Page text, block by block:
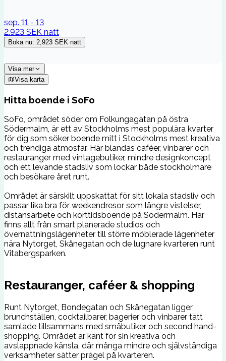
sep. 11 - 13
2,923 SEK natt
Boka nu: 2,923 SEK natt
Visa mer
Visa karta
Hitta boende i SoFo
SoFo, området söder om Folkungagatan på östra
Södermalm, är ett av Stockholms mest populära kvarter
för dig som söker boende mitt i Stockholms mest kreativa
och trendiga atmosfär. Här blandas caféer, vinbarer och
restauranger med vintagebutiker, mindre designkoncept
och ett levande stadsliv som lockar både stockholmare
och besökare året runt.
Området är särskilt uppskattat för sitt lokala stadsliv och
passar lika bra för weekendresor som längre vistelser,
distansarbete och korttidsboende på Södermalm. Här
finns allt från smart planerade studios och
övernattningslägenheter till större möblerade lägenheter
nära Nytorget, Skånegatan och de lugnare kvarteren runt
Vitabergsparken.
Restauranger, caféer & shopping
Runt Nytorget, Bondegatan och Skånegatan ligger
brunchställen, cocktailbarer, bagerier och vinbarer tätt
samlade tillsammans med småbutiker och second hand-
shopping. Området är känt för sin kreativa och
avslappnade känsla, där många mindre och självständiga
verksamheter sätter prägel på kvarteren.